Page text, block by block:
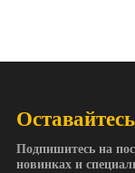
Подпишитесь на
новинках и